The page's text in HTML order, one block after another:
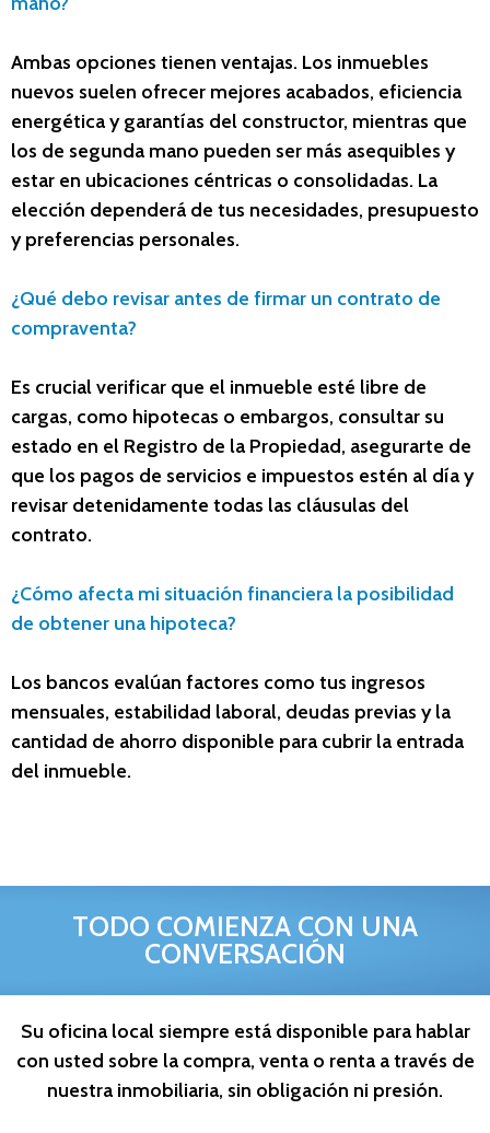
Ambas opciones tienen ventajas. Los inmuebles
nuevos suelen ofrecer mejores acabados, eficiencia
energética y garantías del constructor, mientras que
los de segunda mano pueden ser más asequibles y
estar en ubicaciones céntricas o consolidadas. La
elección dependerá de tus necesidades, presupuesto
y preferencias personales.
¿Qué debo revisar antes de firmar un contrato de
compraventa?
Es crucial verificar que el inmueble esté libre de
cargas, como hipotecas o embargos, consultar su
estado en el Registro de la Propiedad, asegurarte de
que los pagos de servicios e impuestos estén al día y
revisar detenidamente todas las cláusulas del
contrato.
¿Cómo afecta mi situación financiera la posibilidad
de obtener una hipoteca?
Los bancos evalúan factores como tus ingresos
mensuales, estabilidad laboral, deudas previas y la
cantidad de ahorro disponible para cubrir la entrada
del inmueble.
TODO COMIENZA CON UNA
CONVERSACIÓN
Su oficina local siempre está disponible para hablar
con usted sobre la compra, venta o renta a través de
nuestra inmobiliaria, sin obligación ni presión.